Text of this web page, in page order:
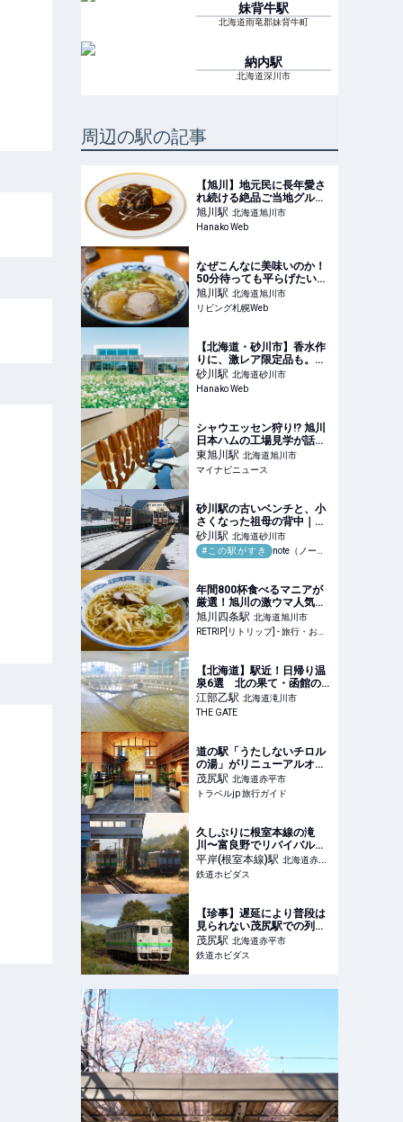
妹背牛駅
北海道雨竜郡妹背牛町
納内駅
北海道深川市
周辺の駅の記事
【旭川】地元民に長年愛さ
れ続ける絶品ご当地グルメ
&amp;スイーツ3選
旭川駅 北海道旭川市
Hanako Web
なぜこんなに美味いのか！
50分待っても平らげたい
「らーめんや天金」【旭
川】
旭川駅 北海道旭川市
リビング札幌Web
【北海道・砂川市】香水作
りに、激レア限定品も。わ
ざわざ行きたい〈SHIRO〉
の工場見学
砂川駅 北海道砂川市
Hanako Web
シャウエッセン狩り!? 旭川
日本ハムの工場見学が話題
-「こんな天国が現世にあっ
たなんて」「今年はシャウ
狩りにするかー!!!」と1.9万
東旭川駅 北海道旭川市
マイナビニュース
砂川駅の古いベンチと、小
さくなった祖母の背中｜知
恵蔵
砂川駅 北海道砂川市
#この駅がすき
note（ノート）
年間800杯食べるマニアが
厳選！旭川の激ウマ人気ラ
ーメン8選 | RETRIP[リトリ
ップ]
旭川四条駅 北海道旭川市
RETRIP[リトリップ] - 旅行・おでかけメディア
【北海道】駅近！日帰り温
泉6選 北の果て・函館の
先っぽの温泉も鉄道＆路面
電車で | THE GATE
江部乙駅 北海道滝川市
THE GATE
道の駅「うたしないチロル
の湯」がリニューアルオー
プン！テーマはサスティナ
ブル | 北海道 | トラベルjp
旅行ガイド
茂尻駅 北海道赤平市
トラベルjp 旅行ガイド
久しぶりに根室本線の滝
川〜富良野でリバイバル急
行色のキハ40 1747が運用
に！ | 鉄道ホビダス
平岸(根室本線)駅 北海道赤平
市
鉄道ホビダス
【珍事】遅延により普段は
見られない茂尻駅での列車
交換【根室本線】 | 鉄道ホ
ビダス
茂尻駅 北海道赤平市
鉄道ホビダス